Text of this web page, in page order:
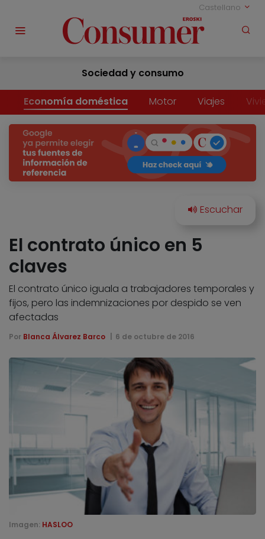
Castellano
Sociedad y consumo
Economía doméstica Motor Viajes
El contrato único en 5
claves
El contrato único iguala a trabajadores temporales y
fijos, pero las indemnizaciones por despido se ven
afectadas
Por Blanca Álvarez Barco 6 de octubre de 2016
Imagen: HASLOO